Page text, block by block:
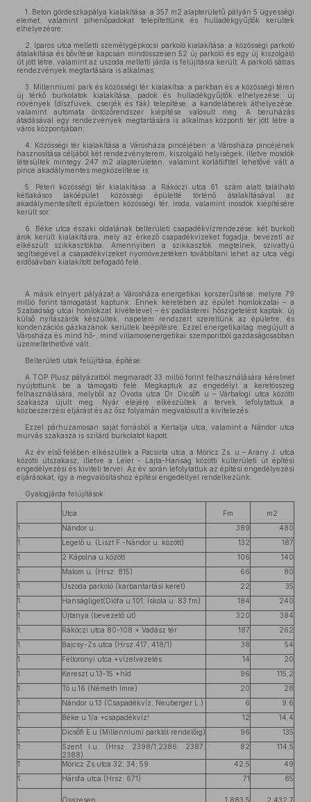
1. Beton gördeszkapálya kialakítása: a 357 m2 alapterületű pályán 5 ügyességi
elemet, valamint pihenőpadokat telepítettünk és hulladékgyűjtők kerültek
elhelyezésre;
2. Iparos utca melletti személygépkocsi parkoló kialakítása: a közösségi parkoló
átalakítása és bővítése kapcsán mindösszesen 52 új parkoló és egy új kiszolgáló
út jött létre, valamint az uszoda melletti járda is felújításra került. A parkoló sátras
rendezvények megtartására is alkalmas;
3. Millenniumi park és közösségi tér kialakítsa: a parkban és a közösségi téren
új térkő burkolatok kialakítása, padok és hulladékgyűjtők elhelyezése, új
növények (díszfüvek, cserjék és fák) telepítése, a kandeláberek áthelyezése,
valamint automata öntözőrendszer kiépítése valósult meg. A beruházás
átadásával egy rendezvények megtartására is alkalmas központi tér jött létre a
város központjában;
4. Közösségi tér kialakítása a Városháza pincéjében: a Városháza pincéjének
hasznosítása céljából két rendezvényterem, kiszolgáló helyiségek, illetve mosdók
létesültek mintegy 247 m2 alapterületen, valamint korlátlifttel lehetővé vált a
pince akadálymentes megközelítése is;
5. Péteri közösségi tér kialakítása: a Rákóczi utca 61. szám alatt található
kétlakásos lakóépület közösségi épületté történő átalakításával az
akadálymentesített épületben közösségi tér, iroda, valamint mosdók kiépítésére
került sor;
6. Béke utca északi oldalának belterületi csapadékvízrendezése: két burkolt
árok került kialakításra, mely az érkező csapadékvizeket fogadja, bevezeti az
elkészült szikkasztókba. Amennyiben a szikkasztók megtelnek, szivattyú
segítségével a csapadékvizeket nyomóvezetéken továbbítani lehet az utca végi
erdősávban kialakított befogadó felé.
A másik elnyert pályázat a Városháza energetikai korszerűsítése, melyre 79
millió forint támogatást kaptunk. Ennek keretében az épület homlokzatai – a
Szabadság utcai homlokzat kivételével – és padlásterei hőszigetelést kaptak, új
külső nyílászárók készültek, napelem rendszert szereltünk az épületre, és
kondenzációs gázkazánok kerültek beépítésre. Ezzel energetikailag megújult a
Városháza és mind hő-, mind villamosenergetikai szempontból gazdaságosabban
üzemeltethetővé vált.
Belterületi utak felújítása, építése:
A TOP Plusz pályázatból megmaradt 33 millió forint felhasználására kérelmet
nyújtottunk be a támogató felé. Megkaptuk az engedélyt a keretösszeg
felhasználására, melyből az Óvoda utca Dr. Dicsőfi u – Várbalogi utca közötti
szakasza újult meg. Nyár elejére elkészültek a tervek, lefolytattuk a
közbeszerzési eljárást és az ősz folyamán megvalósult a kivitelezés.
Ezzel párhuzamosan saját forrásból a Kertalja utca, valamint a Nándor utca
murvás szakasza is szilárd burkolatot kapott.
Az év első felében elkészültek a Pacsirta utca, a Móricz Zs. u – Arany J. utca
közötti útszakasz, illetve a Leier - Lajta-Hanság közötti külterületi út építési
engedélyezési és kiviteli tervei. Az év során lefolytattuk az építési engedélyezési
eljárásokat, így a megvalósításhoz építési engedéllyel rendelkezünk.
Gyalogjárda felújítások:
Utca Fm
m2
1.
Nándor u. 389
480
1.
Legelő u. (Liszt F.-Nándor u. között) 132
187
1.
2 Kápolna u.között 106
140
1.
Malom u. (Hrsz: 815) 66
80
1.
Uszoda parkoló (karbantartási keret) 22
35
1.
Hanságliget(Diófa u:101; Iskola u: 83 fm) 184
240
1.
Újtanya (bevezető út) 320
384
1.
Rákóczi utca 80-108 + Vadász tér 187
262
1.
Bajcsy-Zs.utca (Hrsz:417; 418/1) 38
54
1.
Féltoronyi utca +vízelvezetés 14
20
1.
Kereszt u.13-15 +híd 96
115,2
1.
Tó u.16 (Németh Imre) 20
28
1.
Nándor u.13 (Csapadékvíz, Neuberger L.) 6
9,6
1.
Béke u 1/a +csapadékvíz! 12
14,4
1.
Dicsőfi E.u (Millenniumi parktól rendelőig) 96
135
1.
Szent I.u. (Hrsz: 2398/1;2386; 2387;
2388)
82 114,5
1. Móricz Zs.utca 32; 34; 59. 42,5
49
1.
Hársfa utca (Hrsz: 671) 71 85
Összesen 1.883,5 2.432,7